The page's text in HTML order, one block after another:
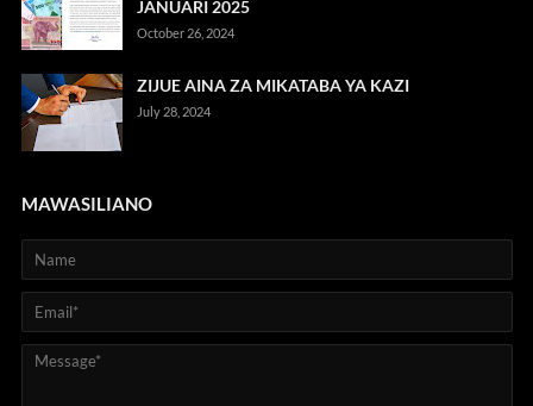
JANUARI 2025
October 26, 2024
ZIJUE AINA ZA MIKATABA YA KAZI
July 28, 2024
MAWASILIANO